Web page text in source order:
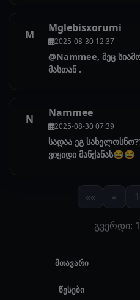
M Mglebisxorumi
2025-08-30 12:37
@Nammee, მეც
მასთან .
N Nammee
2025-08-30 07:39
სადაა ეგ
ვიყიდი მანქანას😂😂
«« « 1
გვერდი:
მთავარი
წესები